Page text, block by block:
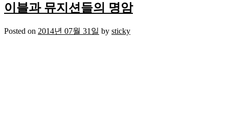
이블과 뮤지션들의 명암
Posted on 2014년 07월 31일 by sticky